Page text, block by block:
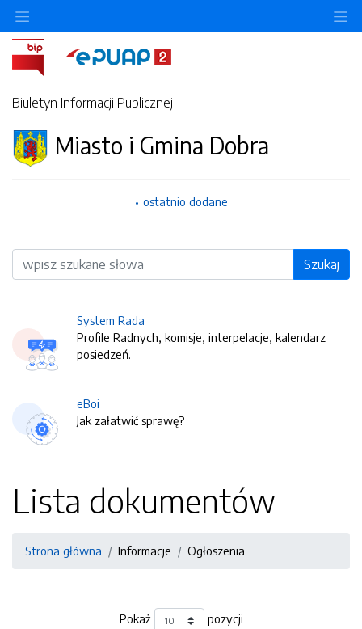
Biuletyn Informacji Publicznej
Miasto i Gmina Dobra
ostatnio dodane
Wyszukiwarka Szukaj
System Rada
Profile Radnych, komisje, interpelacje, kalendarz
posiedzeń.
eBoi
Jak załatwić sprawę?
Lista dokumentów
Strona główna Informacje Ogłoszenia
Pokaż pozycji